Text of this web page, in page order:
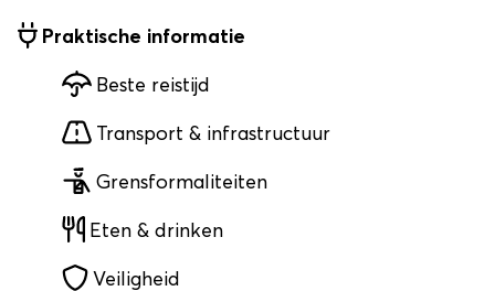
Praktische informatie
Beste reistijd
Transport & infrastructuur
Grensformaliteiten
Eten & drinken
Veiligheid